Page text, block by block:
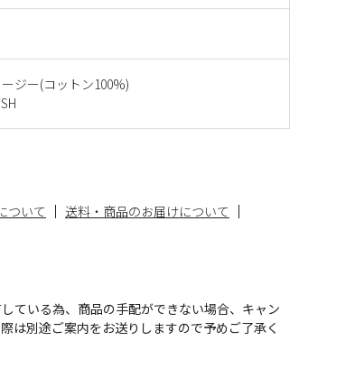
ジー(コットン100%)
ついて
送料・商品のお届けについて
ている為、商品の手配ができない場合、キャン
は別途ご案内をお送りしますので予めご了承く